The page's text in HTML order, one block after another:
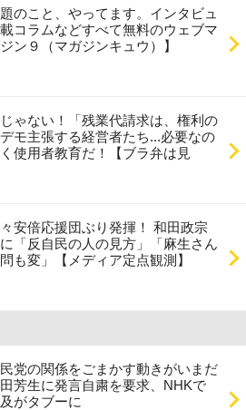
のこと、やってます。インタビュ
コラムなどすべて無料のウェブマ
ン９（マガジンキュウ）】
ゃない！「残業代請求は、権利の
モ主張する経営者たち...必要なの
使用者教育だ！【ブラ弁は見
安倍応援団ぶり発揮！ 和田政宗
「反自民の人の見方」「麻生さん
も変」【メディア定点観測】
党の関係をごまかす動きがいまだ
芳生に発言自粛を要求、NHKで
がタブーに